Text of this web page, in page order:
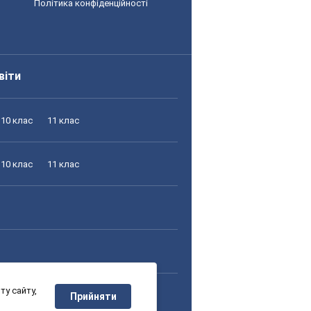
Політика конфіденційності
10 клас 11 клас
10 клас 11 клас
10 клас 11 клас
сайту,
Прийняти